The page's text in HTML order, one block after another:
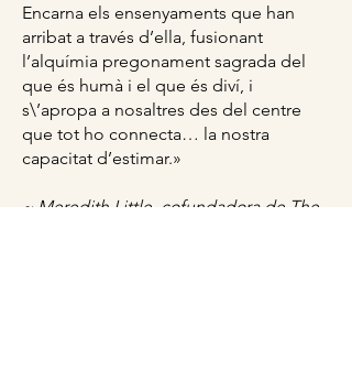
Encarna els ensenyaments que han
arribat a través d’ella, fusionant
l’alquímia pregonament sagrada del
que és humà i el que és diví, i
s\’apropa a nosaltres des del centre
que tot ho connecta… la nostra
capacitat d’estimar.»
~ Meredith Little, cofundadora de The